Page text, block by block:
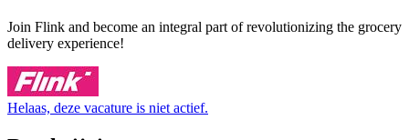
Join Flink and become an integral part of revolutionizing the grocery
delivery experience!
Helaas, deze vacature is niet actief.